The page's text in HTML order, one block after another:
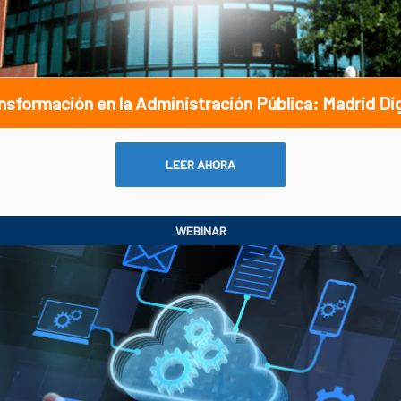
en la Administración Pública: Madrid
LEER AHORA
WEBINAR